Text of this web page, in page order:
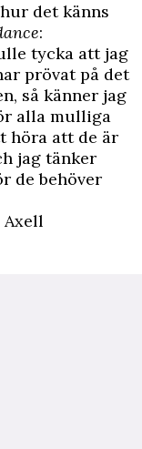
det känns
:
tycka att jag
prövat på det
så känner jag
alla mulliga
höra att de är
jag tänker
de behöver
Axell